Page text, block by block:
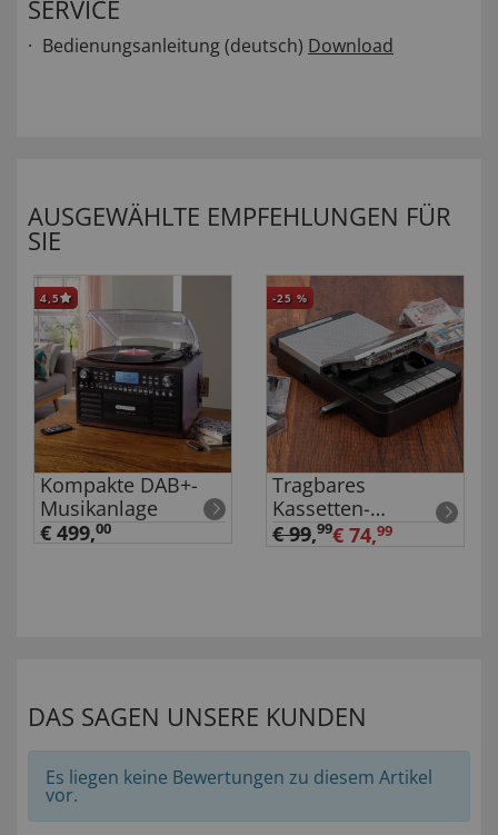
SERVICE
Bedienungsanleitung (deutsch) Download
AUSGEWÄHLTE EMPFEHLUNGEN FÜR
SIE
4,5
Kompakte DAB+-
Musikanlage
€ 499,00
-25 %
Tragbares
Kassetten-
Aufnahmegerät
€ 99,99€ 74,99
DAS SAGEN UNSERE KUNDEN
Es liegen keine Bewertungen zu diesem Artikel
vor.